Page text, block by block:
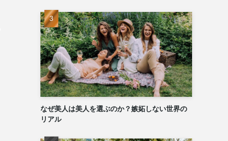
なぜ美人は美人を選ぶのか？嫉妬しない世界の
リアル